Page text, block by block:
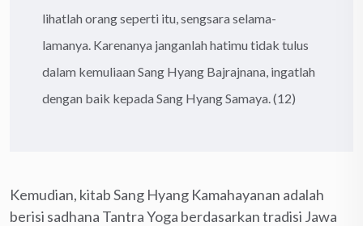
lihatlah orang seperti itu, sengsara selama-
lamanya. Karenanya janganlah hatimu tidak tulus
dalam kemuliaan Sang Hyang Bajrajnana, ingatlah
dengan baik kepada Sang Hyang Samaya. (12)
Kemudian, kitab Sang Hyang Kamahayanan adalah
berisi sadhana Tantra Yoga berdasarkan tradisi Jawa